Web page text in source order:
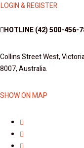
LOGIN & REGISTER
HOTLINE(42) 500-456-
Collins Street West,
8007, Australia.
SHOW ON MAP